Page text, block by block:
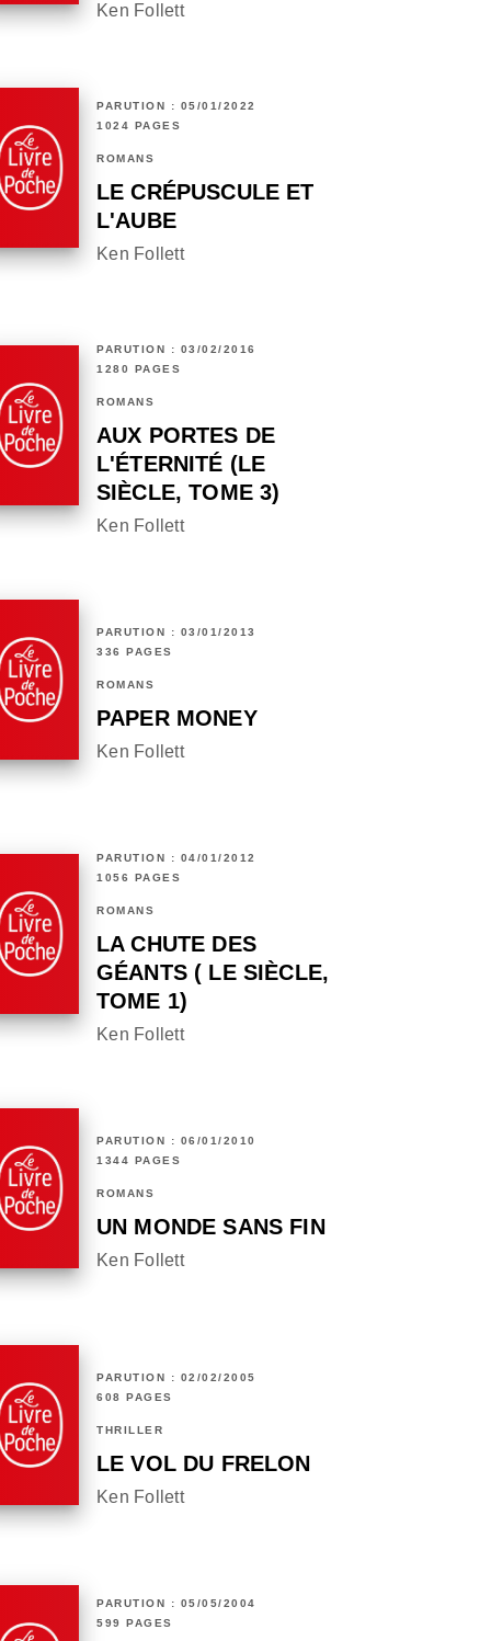
Ken Follett
PARUTION : 05/01/2022
1024 PAGES
ROMANS
LE CRÉPUSCULE ET
L'AUBE
Ken Follett
PARUTION : 03/02/2016
1280 PAGES
ROMANS
AUX PORTES DE
L'ÉTERNITÉ (LE
SIÈCLE, TOME 3)
Ken Follett
PARUTION : 03/01/2013
336 PAGES
ROMANS
PAPER MONEY
Ken Follett
PARUTION : 04/01/2012
1056 PAGES
ROMANS
LA CHUTE DES
GÉANTS ( LE SIÈCLE,
TOME 1)
Ken Follett
PARUTION : 06/01/2010
1344 PAGES
ROMANS
UN MONDE SANS FIN
Ken Follett
PARUTION : 02/02/2005
608 PAGES
THRILLER
LE VOL DU FRELON
Ken Follett
PARUTION : 05/05/2004
599 PAGES